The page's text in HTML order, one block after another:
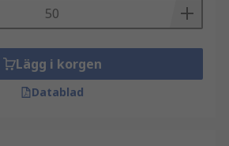
Lägg i korgen
Datablad